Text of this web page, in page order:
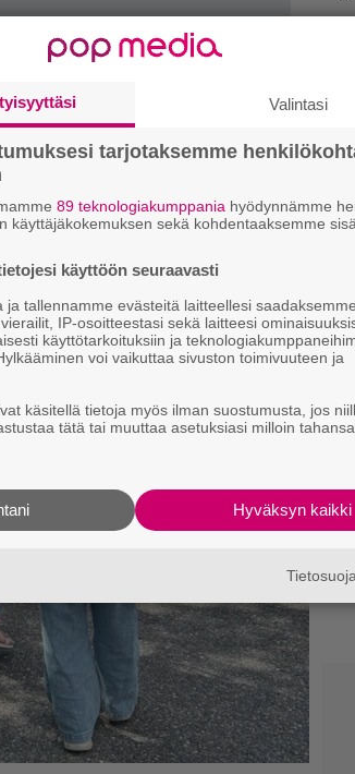
Valintasi
tarjotaksemme
89 teknologiakumppania hyödynnämme
käyttäjäkokemuksen sekä kohdentaaksemme
käyttöön seuraavasti
ja tallennamme evästeitä laitteellesi
IP-osoitteestasi sekä laitteesi
käyttötarkoituksiin ja
voi vaikuttaa sivuston toimivuuteen ja
käsitellä tietoja myös ilman suostumusta, jos
tätä tai muuttaa asetuksiasi milloin
Hyväksyn kaikki